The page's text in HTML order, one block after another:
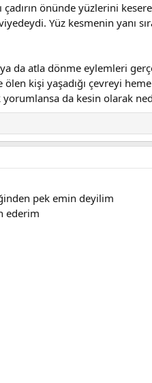
önünde yüzlerini
Yüz kesmenin yanı
da atla dönme eylemleri
kişi yaşadığı çevreyi
da kesin olarak
pek emin deyilim
ederim